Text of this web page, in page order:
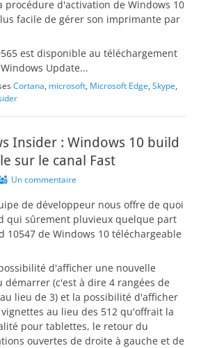
procédure d'activation de Windows 10
facile de gérer son imprimante par
est disponible au téléchargement
Update...
Cortana, microsoft, Microsoft Edge, Skype,
Insider : Windows 10 build
sur le canal Fast
Un commentaire
de développeur nous offre de quoi
qui sûrement pluvieux quelque part
10547 de Windows 10 téléchargeable
d'afficher une nouvelle
démarrer (c'est à dire 4 rangées de
lieu de 3) et la possibilité d'afficher
au lieu des 512 qu'offrait la
pour tablettes, le retour du
ouvertes de droite à gauche et de